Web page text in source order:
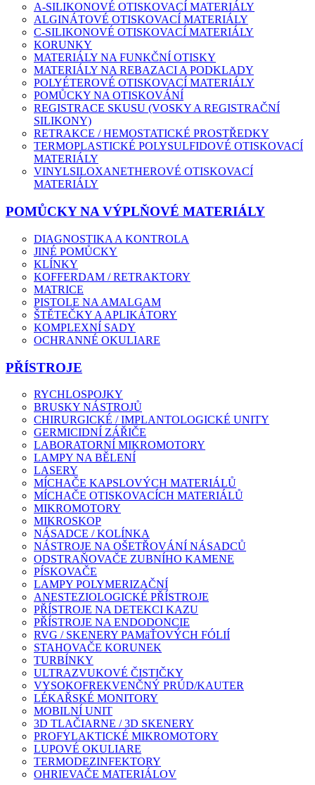
A-SILIKONOVÉ OTISKOVACÍ MATERIÁLY
ALGINÁTOVÉ OTISKOVACÍ MATERIÁLY
C-SILIKONOVÉ OTISKOVACÍ MATERIÁLY
KORUNKY
MATERIÁLY NA FUNKČNÍ OTISKY
MATERIÁLY NA REBAZACI A PODKLADY
POLYÉTEROVÉ OTISKOVACÍ MATERIÁLY
POMŮCKY NA OTISKOVÁNÍ
REGISTRACE SKUSU (VOSKY A REGISTRAČNÍ
SILIKONY)
RETRAKCE / HEMOSTATICKÉ PROSTŘEDKY
TERMOPLASTICKÉ POLYSULFIDOVÉ OTISKOVACÍ
MATERIÁLY
VINYLSILOXANETHEROVÉ OTISKOVACÍ
MATERIÁLY
POMŮCKY NA VÝPLŇOVÉ MATERIÁLY
DIAGNOSTIKA A KONTROLA
JINÉ POMŮCKY
KLÍNKY
KOFFERDAM / RETRAKTORY
MATRICE
PISTOLE NA AMALGAM
ŠTĚTEČKY A APLIKÁTORY
KOMPLEXNÍ SADY
OCHRANNÉ OKULIARE
PŘÍSTROJE
RYCHLOSPOJKY
BRUSKY NÁSTROJŮ
CHIRURGICKÉ / IMPLANTOLOGICKÉ UNITY
GERMICIDNÍ ZÁŘIČE
LABORATORNÍ MIKROMOTORY
LAMPY NA BĚLENÍ
LASERY
MÍCHAČE KAPSLOVÝCH MATERIÁLŮ
MÍCHAČE OTISKOVACÍCH MATERIÁLŮ
MIKROMOTORY
MIKROSKOP
NÁSADCE / KOLÍNKA
NÁSTROJE NA OŠETŘOVÁNÍ NÁSADCŮ
ODSTRAŇOVAČE ZUBNÍHO KAMENE
PÍSKOVAČE
LAMPY POLYMERIZAČNÍ
ANESTEZIOLOGICKÉ PŘÍSTROJE
PŘÍSTROJE NA DETEKCI KAZU
PŘÍSTROJE NA ENDODONCIE
RVG / SKENERY PAMäŤOVÝCH FÓLIÍ
STAHOVAČE KORUNEK
TURBÍNKY
ULTRAZVUKOVÉ ČISTIČKY
VYSOKOFREKVENČNÝ PRÚD/KAUTER
LÉKAŘSKÉ MONITORY
MOBILNÍ UNIT
3D TLAČIARNE / 3D SKENERY
PROFYLAKTICKÉ MIKROMOTORY
LUPOVÉ OKULIARE
TERMODEZINFEKTORY
OHRIEVAČE MATERIÁLOV